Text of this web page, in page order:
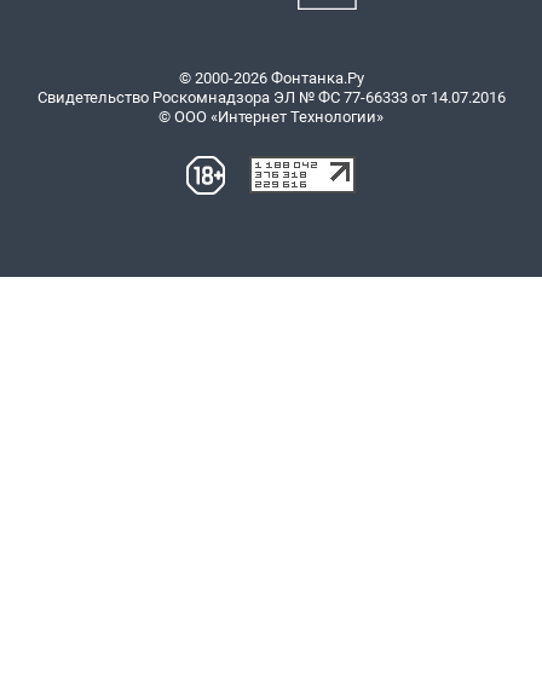
© 2000-2026 Фонтанка.Ру
Свидетельство Роскомнадзора ЭЛ № ФС 77-66333 от 14.07.2016
© ООО «Интернет Технологии»